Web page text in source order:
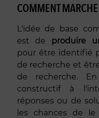
COMMENT
L'idée de base
est de produire
pour être identifié
de recherche et
de recherche.
constructif à
réponses ou de
les chances de